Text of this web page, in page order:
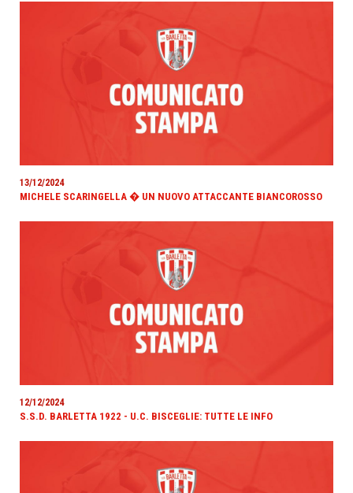
13/12/2024
MICHELE SCARINGELLA � UN NUOVO ATTACCANTE BIANCOROSSO
12/12/2024
S.S.D. BARLETTA 1922 - U.C. BISCEGLIE: TUTTE LE INFO